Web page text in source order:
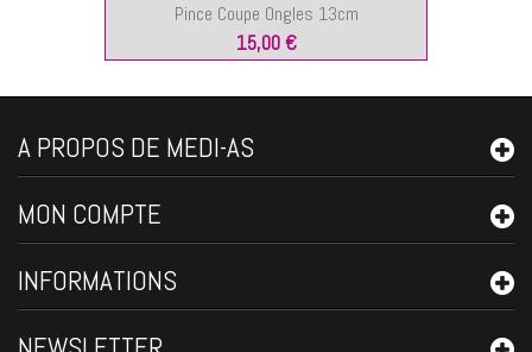
Pince Coupe Ongles 13cm
15,00 €
A PROPOS DE MEDI-AS
MON COMPTE
INFORMATIONS